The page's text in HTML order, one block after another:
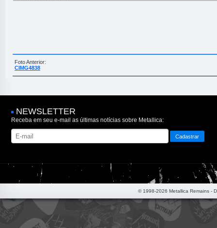
Foto Anterior:
CIMG4838
NEWSLETTER
Receba em seu e-mail as últimas notícias sobre Metallica:
© 1998-2026 Metallica Remains -